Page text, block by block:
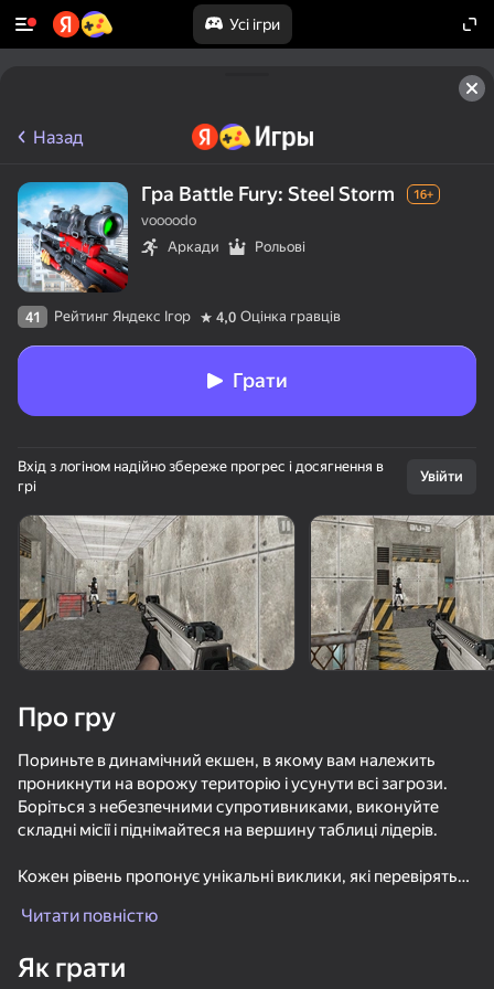
Усі ігри
Поверніть пристрій
Гра працює тільки в горизонтальній
орієнтації
Назад
Гра Battle Fury: Steel Storm 16+
voooodo
Аркади
Рольові
41 Рейтинг Яндекс Ігор 4,0 Оцінка гравців
Грати
Вхід з логіном надійно збереже прогрес і досягнення в
грі
Увійти
Про гру
Пориньте в динамічний екшен, в якому вам належить
проникнути на ворожу територію і усунути всі загрози.
Боріться з небезпечними супротивниками, виконуйте
складні місії і піднімайтеся на вершину таблиці лідерів.
Кожен рівень пропонує унікальні виклики, які перевірять
Використовуйте навколишнє середовище в своїх
шлях до перемоги. Збирайте бонуси, покращуйте своє
Читати повністю
Як грати